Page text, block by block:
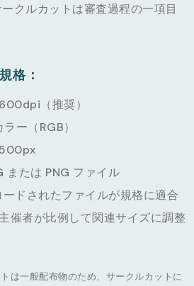
クルカットは審査過程の一項目
格：
（推奨）
ー（RGB）
または PNG ファイル
ドされたファイルが規格に適合
催者が比例して関連サイズに調整
は一般配布物のため、サークルカットに